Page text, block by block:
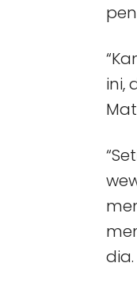
ini,
dia.